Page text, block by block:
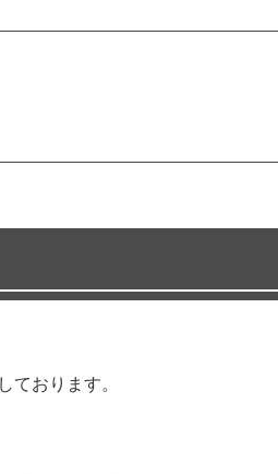
おります。